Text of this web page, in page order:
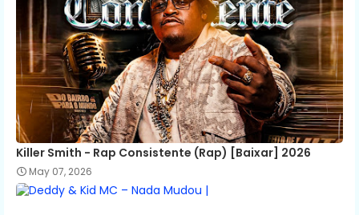
Killer Smith - Rap Consistente (Rap) [Baixar] 2026
May 07, 2026